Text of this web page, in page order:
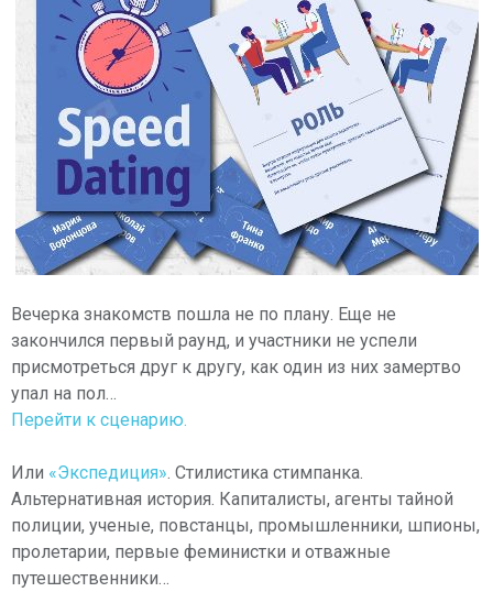
Вечерка знакомств пошла не по плану. Еще не
закончился первый раунд, и участники не успели
присмотреться друг к другу, как один из них замертво
упал на пол…
Перейти к сценарию.
Или «Экспедиция». Стилистика стимпанка.
Альтернативная история. Капиталисты, агенты тайной
полиции, ученые, повстанцы, промышленники, шпионы,
пролетарии, первые феминистки и отважные
путешественники…